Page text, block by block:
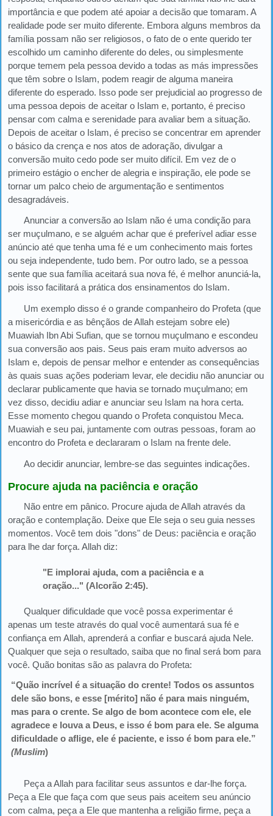
importância e que podem até apoiar a decisão que tomaram. A
realidade pode ser muito diferente. Embora alguns membros da
família possam não ser religiosos, o fato de o ente querido ter
escolhido um caminho diferente do deles, ou simplesmente
porque temem pela pessoa devido a todas as más impressões
que têm sobre o Islam, podem reagir de alguma maneira
diferente do esperado. Isso pode ser prejudicial ao progresso de
uma pessoa depois de aceitar o Islam e, portanto, é preciso
pensar com calma e serenidade para avaliar bem a situação.
Depois de aceitar o Islam, é preciso se concentrar em aprender
o básico da crença e nos atos de adoração, divulgar a
conversão muito cedo pode ser muito difícil. Em vez de o
primeiro estágio o encher de alegria e inspiração, ele pode se
tornar um palco cheio de argumentação e sentimentos
desagradáveis.
Anunciar a conversão ao Islam não é uma condição para
ser muçulmano, e se alguém achar que é preferível adiar esse
anúncio até que tenha uma fé e um conhecimento mais fortes
ou seja independente, tudo bem. Por outro lado, se a pessoa
sente que sua família aceitará sua nova fé, é melhor anunciá-la,
pois isso facilitará a prática dos ensinamentos do Islam.
Um exemplo disso é o grande companheiro do Profeta (que
a misericórdia e as bênçãos de Allah estejam sobre ele)
Muawiah Ibn Abi Sufian, que se tornou muçulmano e escondeu
sua conversão aos pais. Seus pais eram muito adversos ao
Islam e, depois de pensar melhor e entender as consequências
às quais suas ações poderiam levar, ele decidiu não anunciar ou
declarar publicamente que havia se tornado muçulmano; em
vez disso, decidiu adiar e anunciar seu Islam na hora certa.
Esse momento chegou quando o Profeta conquistou Meca.
Muawiah e seu pai, juntamente com outras pessoas, foram ao
encontro do Profeta e declararam o Islam na frente dele.
Ao decidir anunciar, lembre-se das seguintes indicações.
Procure ajuda na paciência e oração
Não entre em pânico. Procure ajuda de Allah através da
oração e contemplação. Deixe que Ele seja o seu guia nesses
momentos. Você tem dois "dons" de Deus: paciência e oração
para lhe dar força. Allah diz:
"E implorai ajuda, com a paciência e a
oração..." (Alcorão 2:45).
Qualquer dificuldade que você possa experimentar é
apenas um teste através do qual você aumentará sua fé e
confiança em Allah, aprenderá a confiar e buscará ajuda Nele.
Qualquer que seja o resultado, saiba que no final será bom para
você. Quão bonitas são as palavra do Profeta:
“Quão incrível é a situação do crente! Todos os assuntos
dele são bons, e esse [mérito] não é para mais ninguém,
mas para o crente. Se algo de bom acontece com ele, ele
agradece e louva a Deus, e isso é bom para ele. Se alguma
dificuldade o aflige, ele é paciente, e isso é bom para ele.”
(Muslim)
Peça a Allah para facilitar seus assuntos e dar-lhe força.
Peça a Ele que faça com que seus pais aceitem seu anúncio
com calma, peça a Ele que mantenha a religião firme, peça a